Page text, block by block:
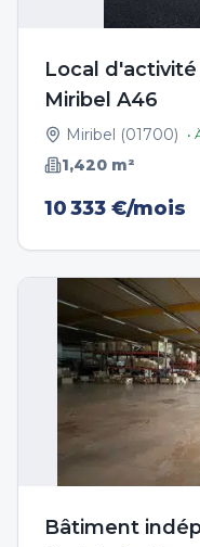
Local d'activité
Miribel A46
Miribel (01700) •
1,420 m²
10 333 €/mois
Bâtiment